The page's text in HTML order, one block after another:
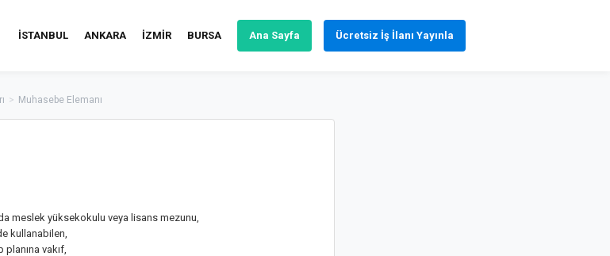
İSTANBUL ANKARA İZMİR BURSA Ana Sayfa Ücretsiz İş İlanı Yayınla
> Muhasebe Elemanı
meslek yüksekokulu veya lisans mezunu,
kullanabilen,
vakıf,